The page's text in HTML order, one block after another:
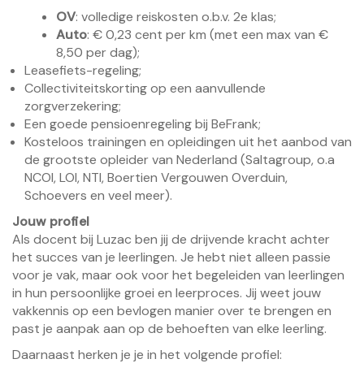
OV: volledige reiskosten o.b.v. 2e klas;
Auto: € 0,23 cent per km (met een max van €
8,50 per dag);
Leasefiets-regeling;
Collectiviteitskorting op een aanvullende
zorgverzekering;
Een goede pensioenregeling bij BeFrank;
Kosteloos trainingen en opleidingen uit het aanbod van
de grootste opleider van Nederland (Saltagroup, o.a
NCOI, LOI, NTI, Boertien Vergouwen Overduin,
Schoevers en veel meer).
Jouw profiel
Als docent bij Luzac ben jij de drijvende kracht achter
het succes van je leerlingen. Je hebt niet alleen passie
voor je vak, maar ook voor het begeleiden van leerlingen
in hun persoonlijke groei en leerproces. Jij weet jouw
vakkennis op een bevlogen manier over te brengen en
past je aanpak aan op de behoeften van elke leerling.
Daarnaast herken je je in het volgende profiel: